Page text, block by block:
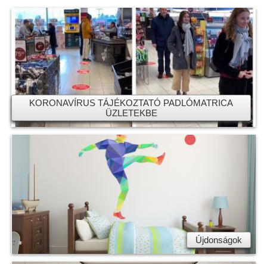
KORONAVÍRUS TÁJÉKOZTATÓ PADLÓMATRICA
ÜZLETEKBE
Újdonságok